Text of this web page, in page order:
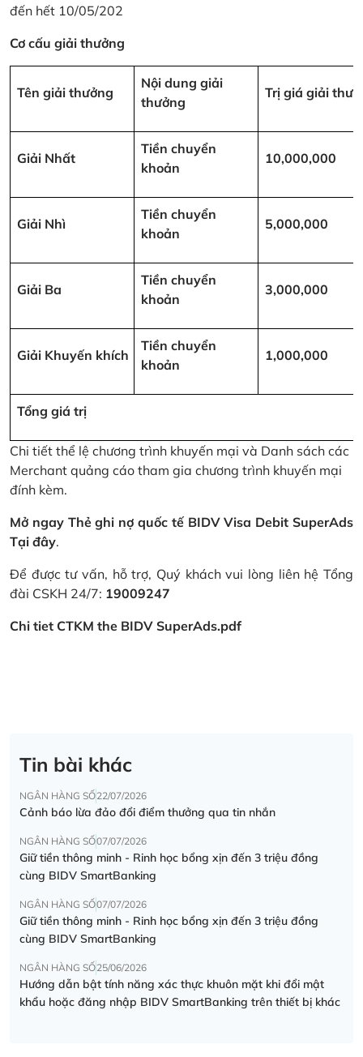
đến hết 10/05/202
Cơ cấu giải thưởng
Tên giải thưởng
Nội dung giải
thưởng
Trị giá giải
Giải Nhất
Tiền chuyển
khoản
10,000,000
Giải Nhì
Tiền chuyển
khoản
5,000,000
Giải Ba
Tiền chuyển
khoản
3,000,000
Giải Khuyến khích
Tiền chuyển
khoản
1,000,000
Tổng giá trị
Chi tiết thể lệ chương trình khuyến mại và Danh sách các
Merchant quảng cáo tham gia chương trình khuyến mại
đính kèm.
Mở ngay Thẻ ghi nợ quốc tế BIDV Visa Debit SuperAds
Tại đây.
Để được tư vấn, hỗ trợ, Quý khách vui lòng liên hệ Tổng
đài CSKH 24/7: 19009247
Chi tiet CTKM the BIDV SuperAds.pdf
Tin bài khác
NGÂN HÀNG SỐ22/07/2026
Cảnh báo lừa đảo đổi điểm thưởng qua tin nhắn
NGÂN HÀNG SỐ07/07/2026
Giữ tiền thông minh - Rinh học bổng xịn đến 3 triệu đồng
cùng BIDV SmartBanking
NGÂN HÀNG SỐ07/07/2026
Giữ tiền thông minh - Rinh học bổng xịn đến 3 triệu đồng
cùng BIDV SmartBanking
NGÂN HÀNG SỐ25/06/2026
Hướng dẫn bật tính năng xác thực khuôn mặt khi đổi mật
khẩu hoặc đăng nhập BIDV SmartBanking trên thiết bị khác